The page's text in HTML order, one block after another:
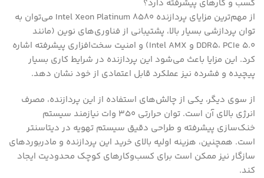
کسب و کارهای پیشرفته دارد؟
از مهم‌ترین مزایای پردازنده Intel Xeon Platinum 8580 می‌توان به
توان پردازشی بسیار بالا، پشتیبانی از فناوری‌های نوین (مانند
DDR5، PCIe 5.0 و Intel AMX) و امنیت سخت‌افزاری پیشرفته اشاره
کرد. این مزایا باعث می‌شود این پردازنده در شرایط کاری بسیار
پیچیده و فشرده نیز عملکرد قابل اعتمادی از خود نشان دهد.
از سوی دیگر، یکی از چالش‌های استفاده از این پردازنده، مصرف
انرژی بالای آن است. توان حرارتی 350 وات نیازمند سیستم
خنک‌سازی پیشرفته و طراحی دقیق سیستم تهویه در دیتاسنتر
است. همچنین، هزینه اولیه بالای خرید این پردازنده و مادربوردهای
سازگار نیز ممکن است برای کسب‌وکارهای کوچک محدودیت ایجاد
کند.